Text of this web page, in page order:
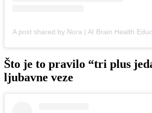
Što je to pravilo “tri plus
ljubavne veze